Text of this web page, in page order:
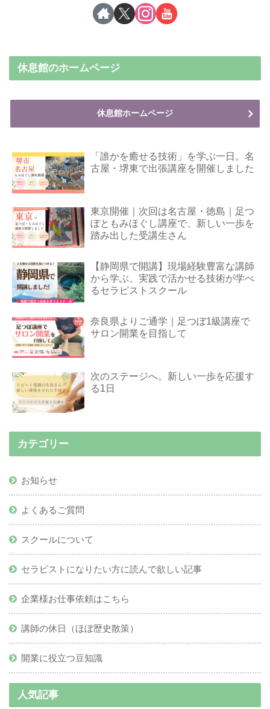
休息館のホームページ
休息館ホームページ
「誰かを癒せる技術」を学ぶ一日。名
古屋・堺東で出張講座を開催しました
東京開催｜次回は名古屋・徳島｜足つ
ぼともみほぐし講座で、新しい一歩を
踏み出した受講生さん
【静岡県で開講】現場経験豊富な講師
から学ぶ、実践で活かせる技術が学べ
るセラピストスクール
奈良県よりご通学｜足つぼ1級講座で
サロン開業を目指して
次のステージへ。新しい一歩を応援す
る1日
カテゴリー
お知らせ
よくあるご質問
スクールについて
セラピストになりたい方に読んで欲しい記事
企業様お仕事依頼はこちら
講師の休日（ほぼ歴史散策）
開業に役立つ豆知識
人気記事